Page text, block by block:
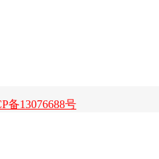
备13076688号